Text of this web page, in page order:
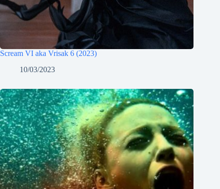
Scream VI aka Vrisak 6 (2023)
10/03/2023